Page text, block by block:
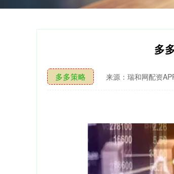
多
多多策略 来源：瑞和网配资